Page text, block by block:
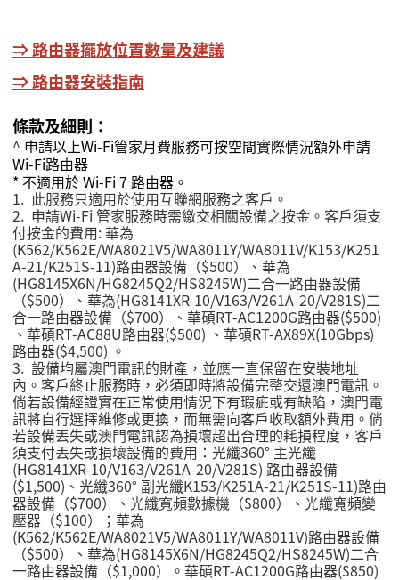
⇒路由器擺放位置數量及建議
⇒路由器安裝指南
條款及細則：
^ 申請以上Wi-Fi管家月費服務可按空間實際情況額外申請
Wi-Fi路由器
* 不適用於 Wi-Fi 7 路由器。
1. 此服務只適用於使用互聯網服務之客戶。
2. 申請Wi-Fi 管家服務時需繳交相關設備之按金。客戶須支
付按金的費用:華為
(K562/K562E/WA8021V5/WA8011Y/WA8011V/K153/K251
A-21/K251S-11)路由器設備（$500）、華為
(HG8145X6N/HG8245Q2/HS8245W)二合一路由器設備
（$500）、華為(HG8141XR-10/V163/V261A-20/V281S)二
合一路由器設備（$700） 、華碩RT-AC1200G路由器($500)
、華碩RT-AC88U路由器($500) 、華碩RT-AX89X(10Gbps)
路由器($4,500) 。
3. 設備均屬澳門電訊的財產，並應一直保留在安裝地址
內。客戶終止服務時，必須即時將設備完整交還澳門電訊。
倘若設備經證實在正常使用情況下有瑕疵或有缺陷，澳門電
訊將自行選擇維修或更換，而無需向客戶收取額外費用。倘
若設備丟失或澳門電訊認為損壞超出合理的耗損程度，客戶
須支付丟失或損壞設備的費用：光纖360° 主光纖
(HG8141XR-10/V163/V261A-20/V281S) 路由器設備
($1,500)、光纖360° 副光纖K153/K251A-21/K251S-11)路由
器設備（$700）、光纖寬頻數據機（$800）、光纖寬頻變
壓器（$100）；華為
(K562/K562E/WA8021V5/WA8011Y/WA8011V)路由器設備
（$500）、華為(HG8145X6N/HG8245Q2/HS8245W)二合
一路由器設備（$1,000）。華碩RT-AC1200G路由器($850)